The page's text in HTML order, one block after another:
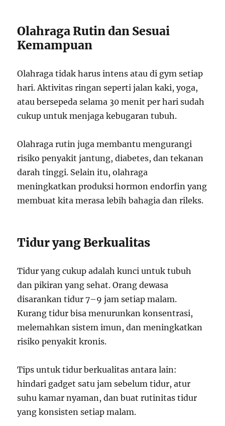
Olahraga Rutin dan Sesuai
Kemampuan
Olahraga tidak harus intens atau di gym setiap
hari. Aktivitas ringan seperti jalan kaki, yoga,
atau bersepeda selama 30 menit per hari sudah
cukup untuk menjaga kebugaran tubuh.
Olahraga rutin juga membantu mengurangi
risiko penyakit jantung, diabetes, dan tekanan
darah tinggi. Selain itu, olahraga
meningkatkan produksi hormon endorfin yang
membuat kita merasa lebih bahagia dan rileks.
Tidur yang Berkualitas
Tidur yang cukup adalah kunci untuk tubuh
dan pikiran yang sehat. Orang dewasa
disarankan tidur 7–9 jam setiap malam.
Kurang tidur bisa menurunkan konsentrasi,
melemahkan sistem imun, dan meningkatkan
risiko penyakit kronis.
Tips untuk tidur berkualitas antara lain:
hindari gadget satu jam sebelum tidur, atur
suhu kamar nyaman, dan buat rutinitas tidur
yang konsisten setiap malam.